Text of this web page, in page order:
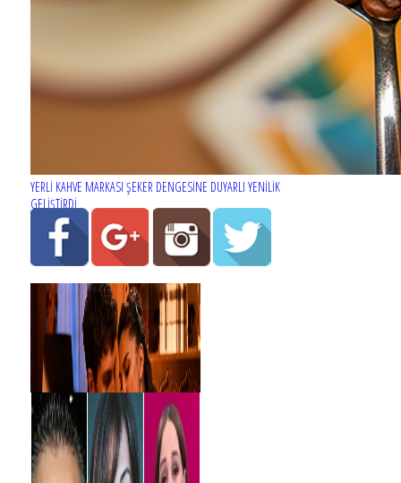
YERLİ KAHVE MARKASI ŞEKER DENGESİNE DUYARLI YENİLİK
GELİŞTİRDİ